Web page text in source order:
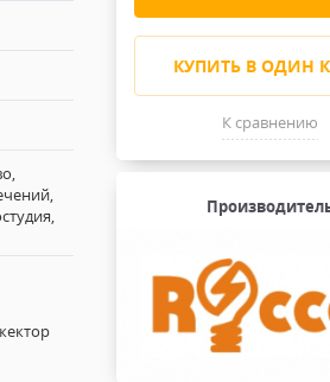
КУПИТЬ В ОДИН
К сравнению